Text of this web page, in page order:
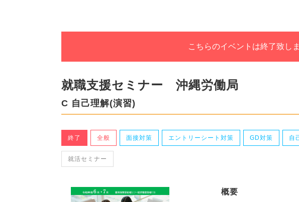
こちらのイベントは終了致し
就職支援セミナー 沖縄労働局
C 自己理解(演習)
終了 全般 面接対策 エントリーシート対策 GD対策 自
就活セミナー
概要